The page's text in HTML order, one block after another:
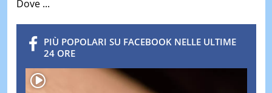
Dove ...
PIÙ POPOLARI SU FACEBOOK NELLE ULTIME
24 ORE